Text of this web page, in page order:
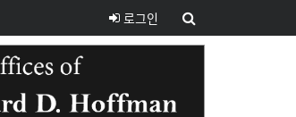
로그인